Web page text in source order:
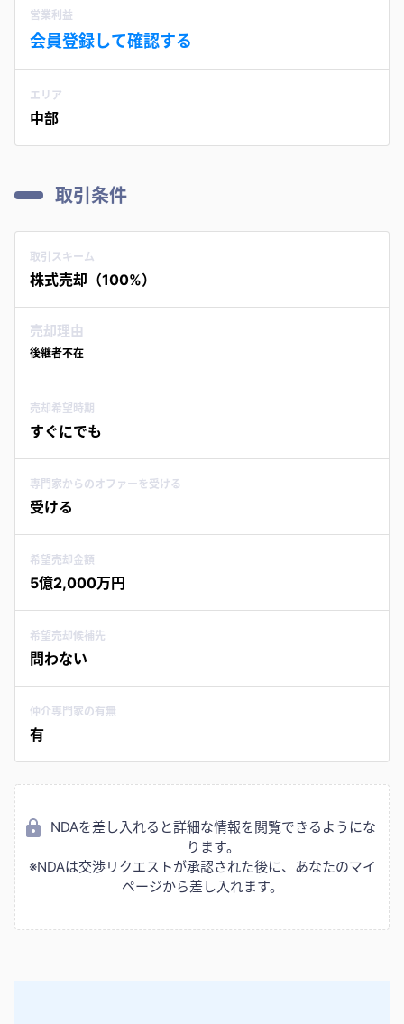
営業利益
会員登録して確認する
エリア
中部
取引条件
取引スキーム
株式売却（100%）
売却理由
後継者不在
売却希望時期
すぐにでも
専門家からのオファーを受ける
受ける
希望売却金額
5億2,000万円
希望売却候補先
問わない
仲介専門家の有無
有
NDAを差し入れると詳細な情報を閲覧できるようにな
ります。
※NDAは交渉リクエストが承認された後に、あなたのマイ
ページから差し入れます。